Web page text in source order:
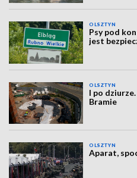
OLSZTYN
Psy pod
jest
OLSZTYN
I po
Bramie
OLSZTYN
Aparat,